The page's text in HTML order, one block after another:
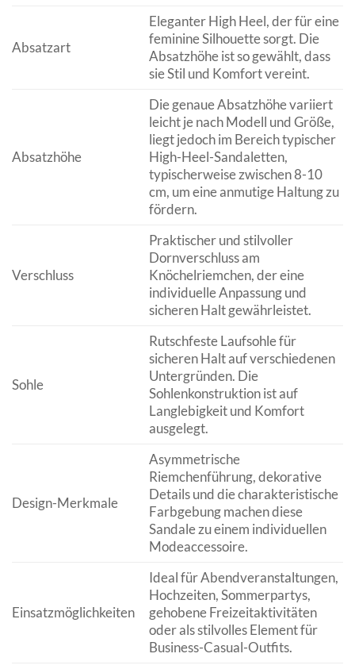
Absatzart
Eleganter High Heel, der für eine
feminine Silhouette sorgt. Die
Absatzhöhe ist so gewählt, dass
sie Stil und Komfort vereint.
Absatzhöhe
Die genaue Absatzhöhe variiert
leicht je nach Modell und Größe,
liegt jedoch im Bereich typischer
High-Heel-Sandaletten,
typischerweise zwischen 8-10
cm, um eine anmutige Haltung zu
fördern.
Verschluss
Praktischer und stilvoller
Dornverschluss am
Knöchelriemchen, der eine
individuelle Anpassung und
sicheren Halt gewährleistet.
Sohle
Rutschfeste Laufsohle für
sicheren Halt auf verschiedenen
Untergründen. Die
Sohlenkonstruktion ist auf
Langlebigkeit und Komfort
ausgelegt.
Design-Merkmale
Asymmetrische
Riemchenführung, dekorative
Details und die charakteristische
Farbgebung machen diese
Sandale zu einem individuellen
Modeaccessoire.
Einsatzmöglichkeiten
Ideal für Abendveranstaltungen,
Hochzeiten, Sommerpartys,
gehobene Freizeitaktivitäten
oder als stilvolles Element für
Business-Casual-Outfits.